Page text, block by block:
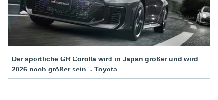
Der sportliche GR Corolla wird in Japan größer und wird
2026 noch größer sein. - Toyota